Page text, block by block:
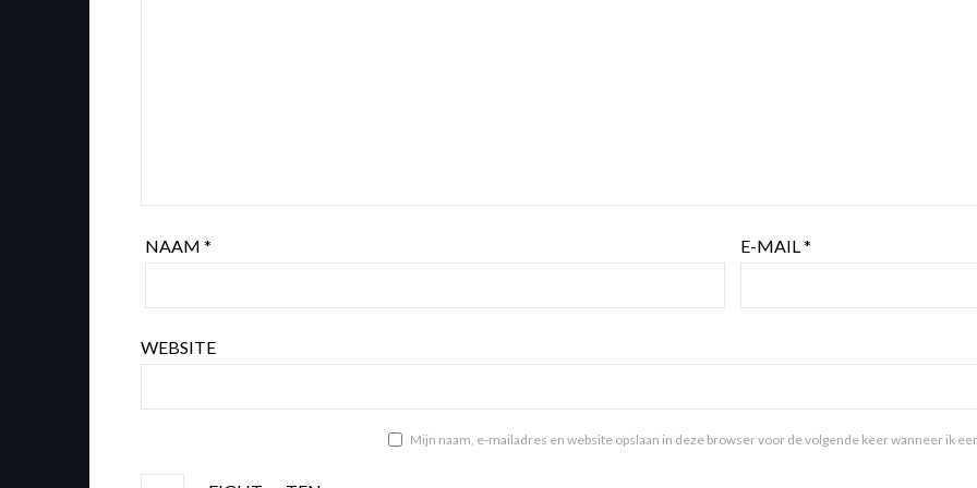
NAAM* E-MAIL *
WEBSITE
Mijn naam, e-mailadres en website opslaan in deze browser voor de volgende keer wanneer ik